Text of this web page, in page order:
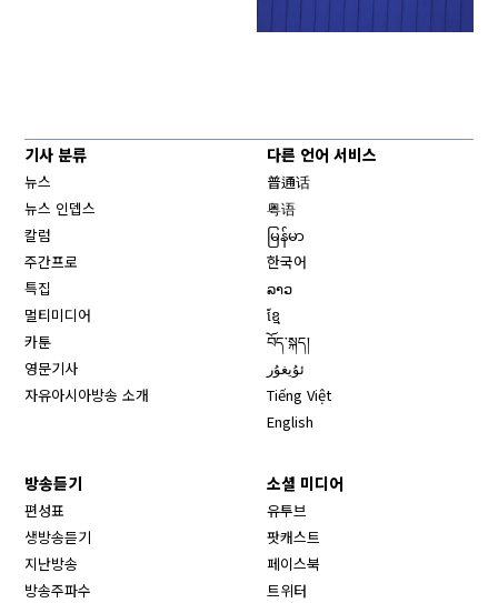
기사 분류
뉴스
뉴스 인뎁스
칼럼
주간프로
특집
멀티미디어
카툰
영문기사
자유아시아방송 소개
다른 언어 서비스
普通话
粤语
မြန်မာ
한국어
ລາວ
ខ្មែ
བོད་སྐད།
ئۇيغۇر
Tiếng Việt
English
방송듣기
편성표
생방송듣기
지난방송
방송주파수
소셜 미디어
유투브
팟캐스트
페이스북
트위터